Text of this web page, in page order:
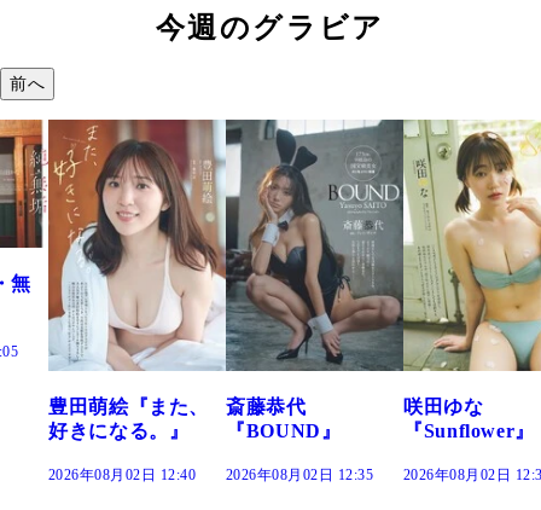
今週のグラビア
前へ
た、
斎藤恭代
『BOUND』
2026年08月02日 12:35
咲田ゆな
『Sunflower』
2026年08月02日 12:30
藤水咲桜『
だまり』
2026年08月02日